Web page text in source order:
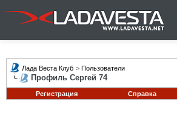
Лада Веста Клуб > Пользователи
Профиль Сергей 74
Регистрация Справка